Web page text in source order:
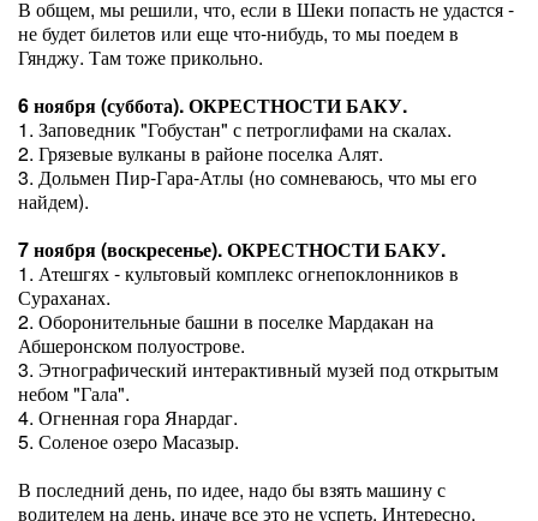
В общем, мы решили, что, если в Шеки попасть не удастся -
не будет билетов или еще что-нибудь, то мы поедем в
Гянджу. Там тоже прикольно.
6 ноября (суббота). ОКРЕСТНОСТИ БАКУ.
1. Заповедник "Гобустан" с петроглифами на скалах.
2. Грязевые вулканы в районе поселка Алят.
3. Дольмен Пир-Гара-Атлы (но сомневаюсь, что мы его
найдем).
7 ноября (воскресенье). ОКРЕСТНОСТИ БАКУ.
1. Атешгях - культовый комплекс огнепоклонников в
Сураханах.
2. Оборонительные башни в поселке Мардакан на
Абшеронском полуострове.
3. Этнографический интерактивный музей под открытым
небом "Гала".
4. Огненная гора Янардаг.
5. Соленое озеро Масазыр.
В последний день, по идее, надо бы взять машину с
водителем на день, иначе все это не успеть. Интересно,